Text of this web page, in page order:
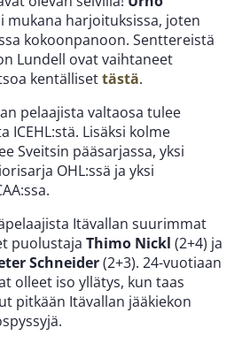
mukana harjoituksissa, joten
kokoonpanoon. Senttereistä
Lundell ovat vaihtaneet
kentällisettästä.
pelaajista valtaosa tulee
ICEHL:stä. Lisäksi kolme
Sveitsin pääsarjassa, yksi
OHL:ssä ja yksi
Itävallan suurimmat
puolustaja Thimo Nickl (2+4) ja
Schneider(2+3). 24-vuotiaan
olleet iso yllätys, kun taas
pitkään Itävallan jääkiekon